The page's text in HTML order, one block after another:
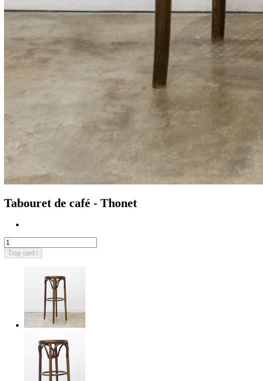
Tabouret de café - Thonet
Trop tard !